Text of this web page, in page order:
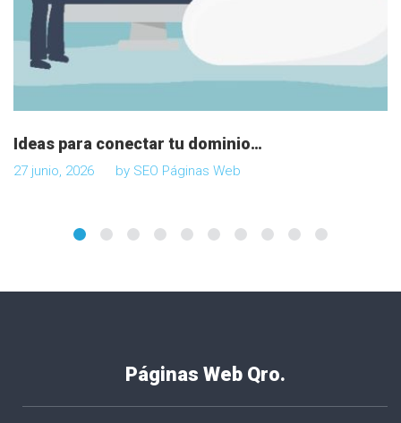
Ideas para conectar tu dominio…
27 junio, 2026 by SEO Páginas Web
Páginas Web Qro.